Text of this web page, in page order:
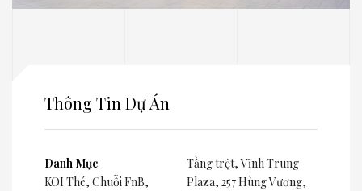
Thông Tin Dự Án
Danh Mục
KOI Thé, Chuỗi FnB,
Tầng trệt, Vĩnh Trung
Plaza, 257 Hùng Vương,